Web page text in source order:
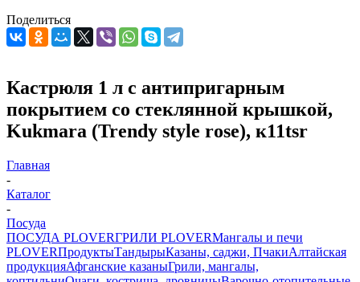
Поделиться
Кастрюля 1 л с антипригарным
покрытием со стеклянной крышкой,
Kukmara (Trendy style rose), к11tsr
Главная
-
Каталог
-
Посуда
ПОСУДА PLOVERГРИЛИ PLOVERМангалы и печи
PLOVERПродуктыТандырыКазаны, саджи, ПчакиАлтайская
продукцияАфганские казаныГрили, мангалы,